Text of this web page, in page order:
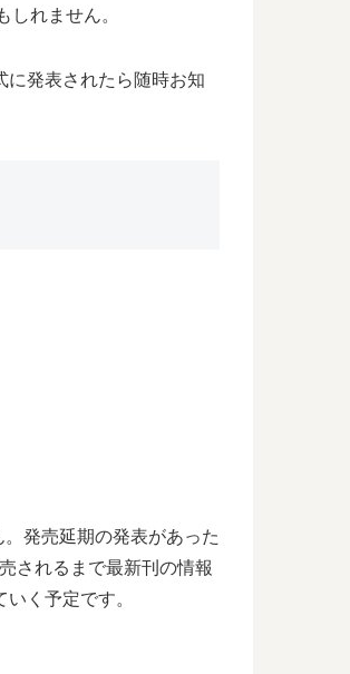
れません。
に発表されたら随時お知
発売延期の発表があった
されるまで最新刊の情報
く予定です。